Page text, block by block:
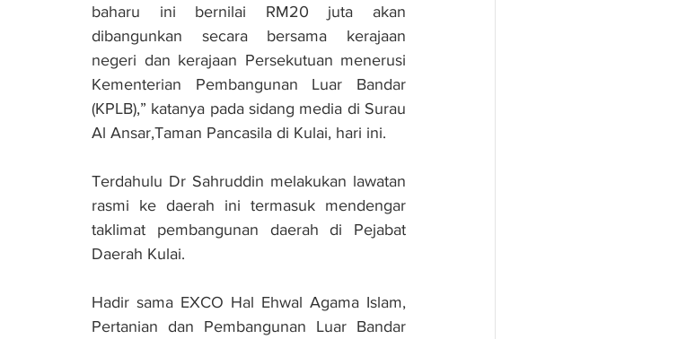
baharu ini bernilai RM20 juta akan
dibangunkan secara bersama kerajaan
negeri dan kerajaan Persekutuan menerusi
Kementerian Pembangunan Luar Bandar
(KPLB),” katanya pada sidang media di Surau
Al Ansar,Taman Pancasila di Kulai, hari ini.
Terdahulu Dr Sahruddin melakukan lawatan
rasmi ke daerah ini termasuk mendengar
taklimat pembangunan daerah di Pejabat
Daerah Kulai.
Hadir sama EXCO Hal Ehwal Agama Islam,
Pertanian dan Pembangunan Luar Bandar